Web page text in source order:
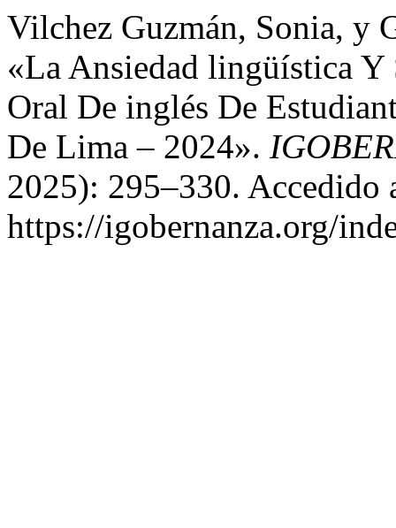
Vilchez Guzmán, Sonia, y
«La Ansiedad lingüística
Oral De inglés De
De Lima – 2024».
2025): 295–330. Accedido
https://igobernanza.org/